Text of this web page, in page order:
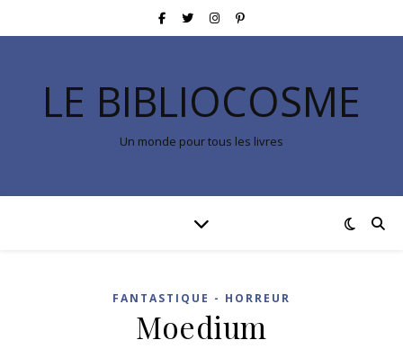
LE BIBLIOCOSME
Un monde pour tous les livres
FANTASTIQUE - HORREUR
Moedium